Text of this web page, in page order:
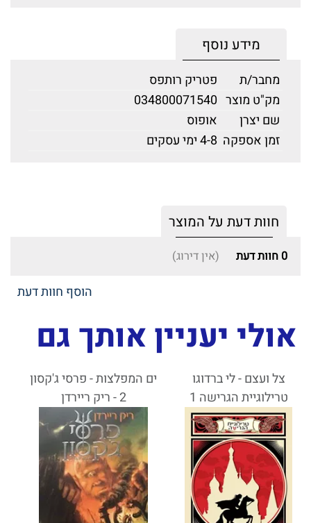
מידע נוסף
מחבר/ת
פטריק רותפס
מק"ט מוצר 034800071540
שם יצרן
אופוס
זמן אספקה 4-8 ימי עסקים
חוות דעת על המוצר
0 חוות דעת (אין דירוג)
הוסף חוות דעת
אולי יעניין אותך גם
צל ועצם - לי ברדוגו
טרילוגיית הגרישה 1
ים המפלצות - פרסי ג'קסון
2 - ריק ריירדן